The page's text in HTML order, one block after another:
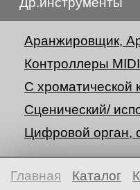
Аранжировщик,
Контроллеры
С хроматической
Сценический/
Цифровой орган,
Главная Каталог